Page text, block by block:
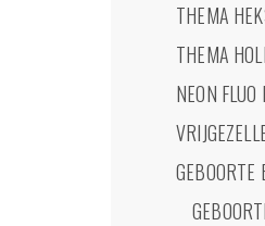
THEMA
THEMA
NEON FLUO
GEBOORTE